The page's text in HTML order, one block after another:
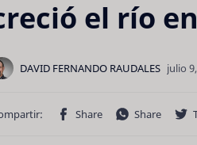
el río